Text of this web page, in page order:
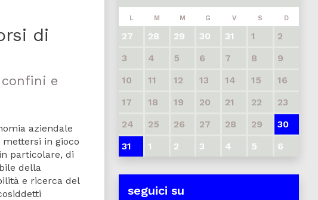
di
e
aziendale
in gioco
particolare, di
della
e ricerca del
L M M G V S D
27 28 29 30 31 1
2
3
4 5 6 7 8
9
10
11 12 13 14 15
16
17
18 19 20 21 22
23
24
25 26 27 28 29
30
31
1 2 3 4 5 6
seguici su